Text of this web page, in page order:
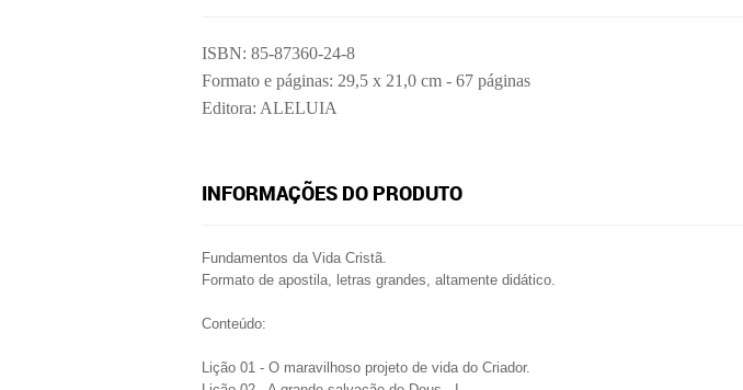
ISBN: 85-87360-24-8
Formato e páginas: 29,5 x 21,0 cm - 67 páginas
Editora: ALELUIA
INFORMAÇÕES DO PRODUTO
Fundamentos da Vida Cristã.
Formato de apostila, letras grandes, altamente didático.
Conteúdo:
Lição 01 - O maravilhoso projeto de vida do Criador.